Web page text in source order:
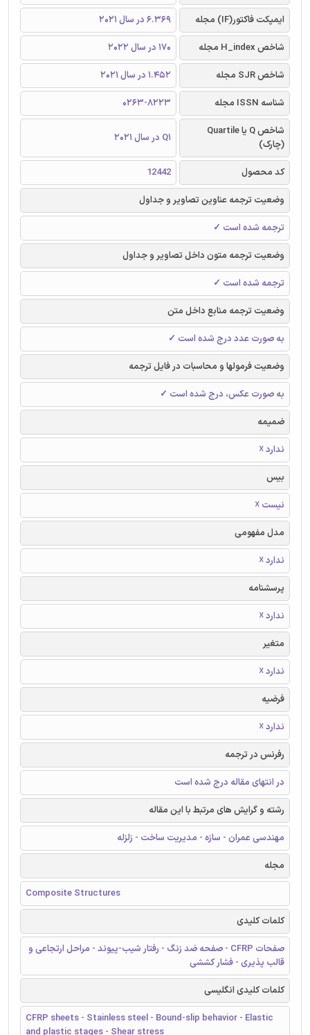
ایمپکت فاکتور(IF) مجله
6.369 در سال 2021
شاخص H_index مجله
170 در سال 2022
شاخص SJR مجله
1.452 در سال 2021
شناسه ISSN مجله
0263-8223
شاخص Q یا Quartile
(چارک)
Q1 در سال 2021
کد محصول
12442
وضعیت ترجمه عناوین تصاویر و جداول
ترجمه شده است ✓
وضعیت ترجمه متون داخل تصاویر و جداول
ترجمه شده است ✓
وضعیت ترجمه منابع داخل متن
به صورت عدد درج شده است ✓
وضعیت فرمولها و محاسبات در فایل ترجمه
به صورت عکس، درج شده است ✓
ضمیمه
ندارد ☓
بیس
نیست ☓
مدل مفهومی
ندارد ☓
پرسشنامه
ندارد ☓
متغیر
ندارد ☓
فرضیه
ندارد ☓
رفرنس در ترجمه
در انتهای مقاله درج شده است
رشته و گرایش های مرتبط با این مقاله
مهندسی عمران - سازه - مدیریت ساخت - زلزله
مجله
Composite Structures
کلمات کلیدی
صفحات CFRP - صفحه ضد زنگ - رفتار شیب-پیوند - مراحل ارتجاعی و
قالب پذیری - فشار کششی
کلمات کلیدی انگلیسی
CFRP sheets - Stainless steel - Bound-slip behavior - Elastic
and plastic stages - Shear stress